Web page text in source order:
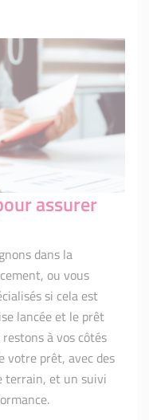
assurer
dans la
ou vous
si cela est
lancée et le prêt
à vos côtés
votre prêt, avec des
terrain, et un suivi